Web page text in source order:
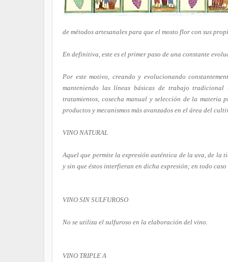
de métodos artesanales para que el mosto flor con sus
En definitiva, este es el primer paso de una constante
Por este motivo, creando y evolucionando
manteniendo las líneas básicas de trabajo
tratamientos, cosecha manual y selección de la materia
productos y mecanismos más avanzados en el área del
VINO NATURAL
Aquel que permite la expresión auténtica de la uva, de la
y sin que éstos interfieran en dicha expresión; en todo
VINO SIN SULFUROSO
No se utiliza el sulfuroso en la elaboración del vino.
VINO TRIPLE A